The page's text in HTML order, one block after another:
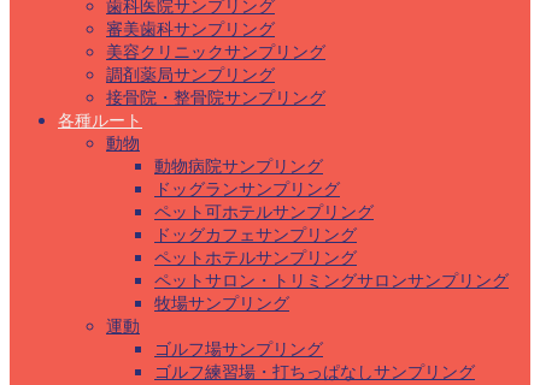
歯科医院サンプリング
審美歯科サンプリング
美容クリニックサンプリング
調剤薬局サンプリング
接骨院・整骨院サンプリング
各種ルート
動物
動物病院サンプリング
ドッグランサンプリング
ペット可ホテルサンプリング
ドッグカフェサンプリング
ペットホテルサンプリング
ペットサロン・トリミングサロンサンプリング
牧場サンプリング
運動
ゴルフ場サンプリング
ゴルフ練習場・打ちっぱなしサンプリング